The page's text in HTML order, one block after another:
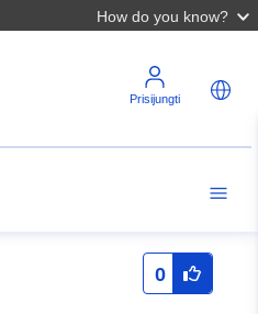
How do you know?
Prisijungti
0